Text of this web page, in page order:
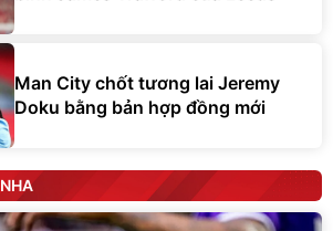
Man City chốt tương lai Jeremy
Doku bằng bản hợp đồng mới